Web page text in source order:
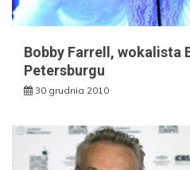
Bobby Farrell, wokalista
Petersburgu
30 grudnia 2010